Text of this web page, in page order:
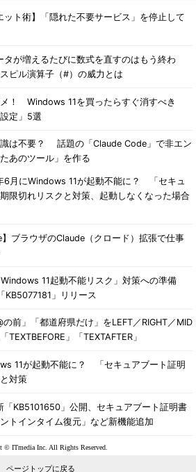
ット術】「隠れた不要サービス」を停止して
タが増えるたびに数式を直すのはもう終わ
ピル演算子（#）の威力とは
！ Windows 11を買ったらすぐ消すべき
定」5選
は不要？ 話題の「Claude Code」で非エン
あのツール」を作る
6月にWindows 11が起動不能に？ 「セキュ
限切れリスクと対策、起動しなくなった場合
】ブラウザのClaude（クロード）拡張で仕事
11起動不能リスク」対策への準備
」リリース
の前」「都道府県だけ」をLEFT／RIGHT／MID
TEXTBEFORE」「TEXTAFTER」
11が起動不能に？ 「セキュアブート証明
対策
「KB5101650」公開、セキュアブート証明書
トインタイム復元」など新機能追加
© ITmedia Inc. All Rights Reserved.
ページトップに戻る